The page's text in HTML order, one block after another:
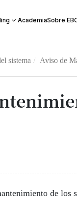
AcademiaSobre
sistema Aviso de
de